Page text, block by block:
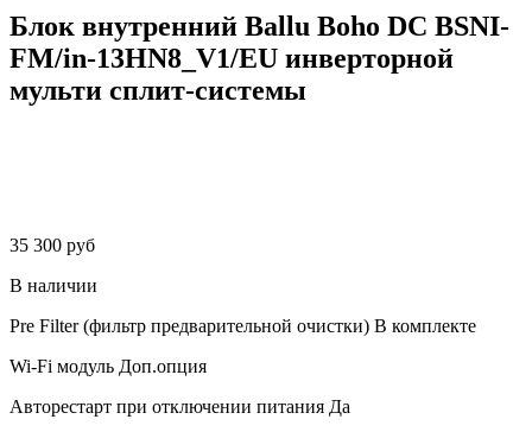
Блок внутренний Ballu Boho DС BSNI-
FM/in-13HN8_V1/EU инверторной
мульти сплит-системы
35 300 руб
В наличии
Pre Filter (фильтр предварительной очистки) В комплекте
Wi-Fi модуль Доп.опция
Авторестарт при отключении питания Да